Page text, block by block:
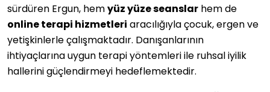
sürdüren Ergun, hem yüz yüze seanslar hem de
online terapi hizmetleri aracılığıyla çocuk, ergen ve
yetişkinlerle çalışmaktadır. Danışanlarının
ihtiyaçlarına uygun terapi yöntemleri ile ruhsal iyilik
hallerini güçlendirmeyi hedeflemektedir.